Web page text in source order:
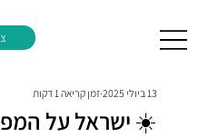
☀️ ישראל על
13 ביולי 2025 זמן קריאה 1 דקות